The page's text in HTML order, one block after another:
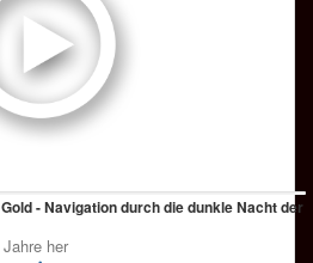
- Navigation durch die dunkle Nacht der
her